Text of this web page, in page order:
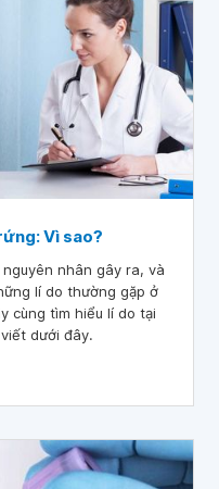
Vì sao?
nhân gây ra, và
lí do thường gặp ở
cùng tìm hiểu lí do tại
dưới đây.